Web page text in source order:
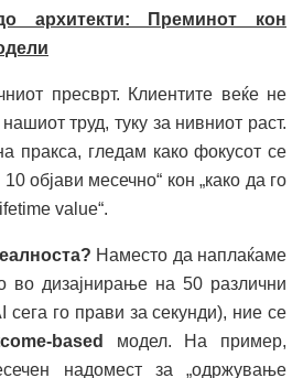
архитекти: Преминот кон
пресврт. Клиентите веќе не
труд, туку за нивниот раст.
пракса, гледам како фокусот се
објави месечно“ кон „како да го
value“.
Наместо да наплаќаме
во дизајнирање на 50 различни
го прави за секунди), ние се
based
модел. На пример,
надомест за „одржување